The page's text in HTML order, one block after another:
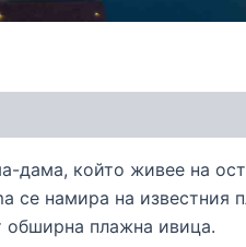
дама, който живее на
се намира на
обширна плажна ивица.